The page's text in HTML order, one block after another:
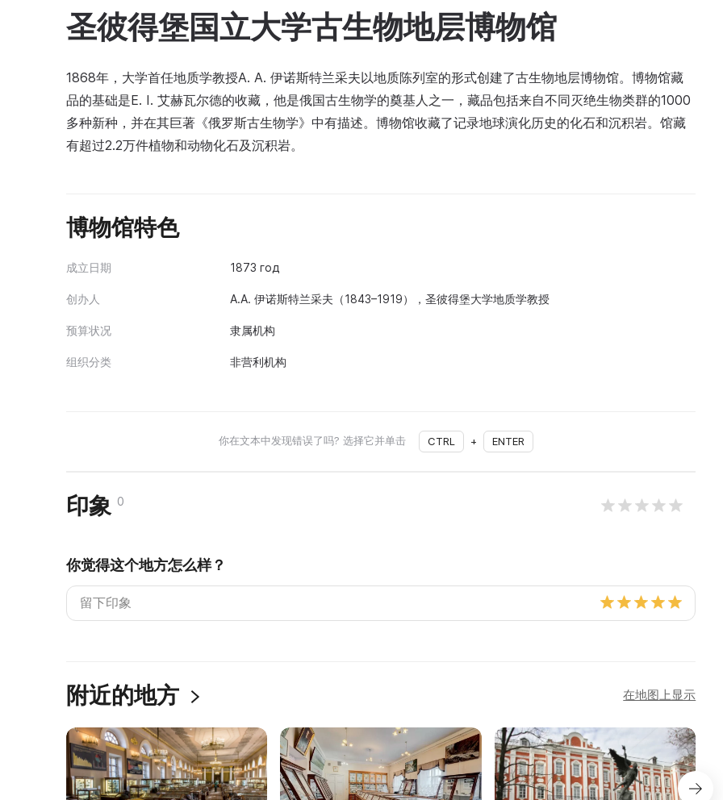
圣彼得堡国立大学古生物地层博物馆
1868年，大学首任地质学教授A. A. 伊诺斯特兰采夫以地质陈列室的形式创建了古生物地层博物馆。博物馆藏
品的基础是E. I. 艾赫瓦尔德的收藏，他是俄国古生物学的奠基人之一，藏品包括来自不同灭绝生物类群的1000
多种新种，并在其巨著《俄罗斯古生物学》中有描述。博物馆收藏了记录地球演化历史的化石和沉积岩。馆藏
有超过2.2万件植物和动物化石及沉积岩。
博物馆特色
成立日期 1873 год
创办人 A.A. 伊诺斯特兰采夫（1843–1919），圣彼得堡大学地质学教授
预算状况 隶属机构
组织分类 非营利机构
你在文本中发现错误了吗? 选择它并单击 CTRL + ENTER
印象 0
你觉得这个地方怎么样？
附近的地方 在地图上显示